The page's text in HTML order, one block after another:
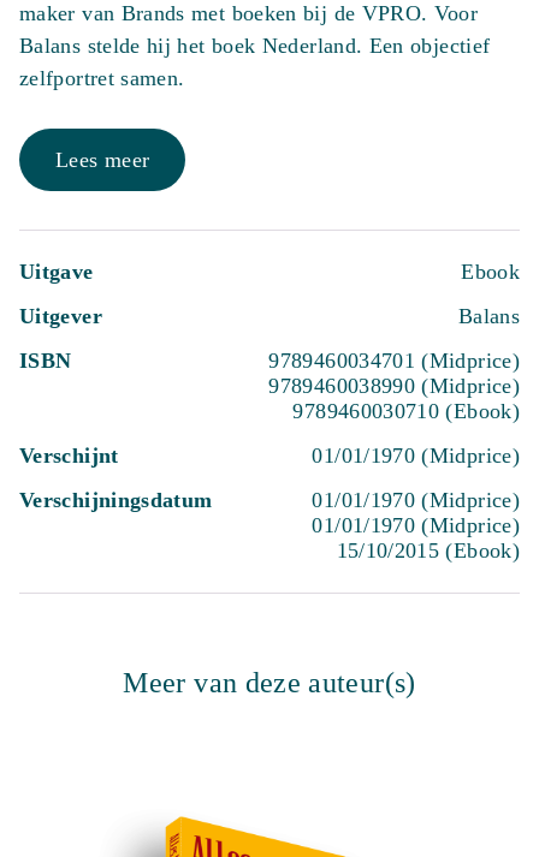
maker van Brands met boeken bij de VPRO. Voor
Balans stelde hij het boek Nederland. Een objectief
zelfportret samen.
Lees meer
Uitgave
Ebook
Uitgever
Balans
ISBN
9789460034701 (Midprice)
9789460038990 (Midprice)
9789460030710 (Ebook)
Verschijnt
01/01/1970 (Midprice)
Verschijningsdatum
01/01/1970 (Midprice)
01/01/1970 (Midprice)
15/10/2015 (Ebook)
Meer van deze auteur(s)